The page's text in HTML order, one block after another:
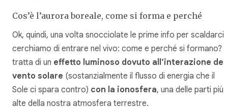
Cos’è l’aurora boreale, come si forma e perché
Ok, quindi, una volta snocciolate le prime info per scaldarci,
cerchiamo di entrare nel vivo: come e perché si formano?
tratta di un effetto luminoso dovuto all’interazione del
vento solare (sostanzialmente il flusso di energia che il
Sole ci spara contro) con la ionosfera, una delle parti più
alte della nostra atmosfera terrestre.